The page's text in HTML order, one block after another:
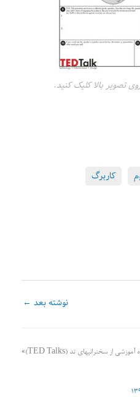
تصویر بالا کلیک کنید.
کاربرگ
نوشته بعد ←
در ۱۳۹۹